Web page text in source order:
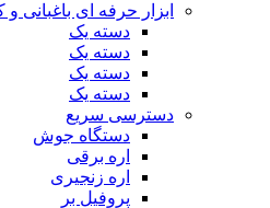
ابزار حرفه ای باغبانی
دسته یک
دسته یک
دسته یک
دسته یک
دسترسی سریع
دستگاه جوش
اره برقی
اره زنجیری
پروفیل بر